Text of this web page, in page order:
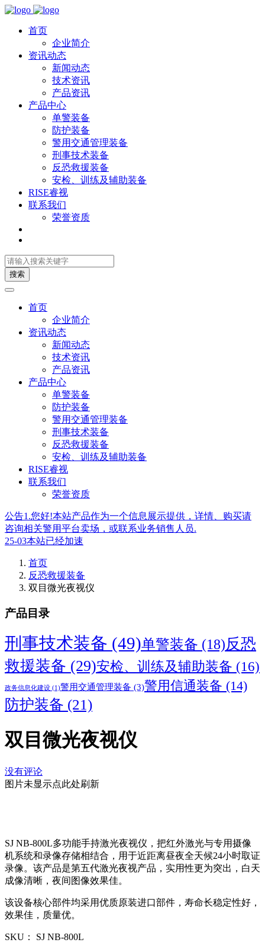
首页
企业简介
资讯动态
新闻动态
技术资讯
产品资讯
产品中心
单警装备
防护装备
警用交通管理装备
刑事技术装备
反恐救援装备
安检、训练及辅助装备
RISE睿视
联系我们
荣誉资质
搜索
首页
企业简介
资讯动态
新闻动态
技术资讯
产品资讯
产品中心
单警装备
防护装备
警用交通管理装备
刑事技术装备
反恐救援装备
安检、训练及辅助装备
RISE睿视
联系我们
荣誉资质
公告1.您好!本站产品作为一个信息展示提供，详情、购买请
咨询相关警用平台卖场，或联系业务销售人员.
25-03本站已经加速
首页
反恐救援装备
双目微光夜视仪
产品目录
刑事技术装备 (49)单警装备 (18)反恐
救援装备 (29)安检、训练及辅助装备 (16)
政务信息化建设 (1)警用交通管理装备 (3)警用信通装备 (14)
防护装备 (21)
双目微光夜视仪
没有评论
图片未显示点此处刷新
SJ NB-800L多功能手持激光夜视仪，把红外激光与专用摄像
机系统和录像存储相结合，用于近距离昼夜全天候24小时取证
录像。该产品是第五代激光夜视产品，实用性更为突出，白天
成像清晰，夜间图像效果佳。
该设备核心部件均采用优质原装进口部件，寿命长稳定性好，
效果佳，质量优。
SKU： SJ NB-800L